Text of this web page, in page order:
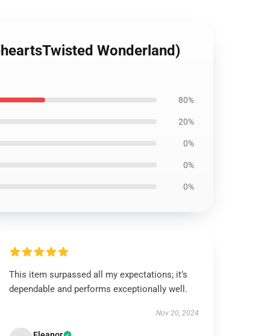
Wonderland)
80%
20%
0%
0%
0%
This item surpassed all my expectations; it’s
dependable and performs exceptionally well.
Nov 20, 2024